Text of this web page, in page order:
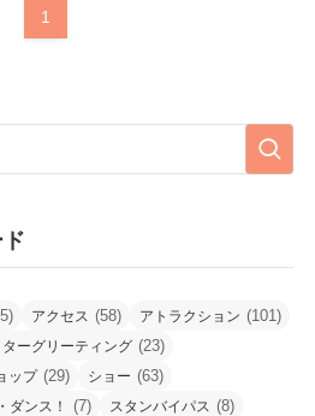
1
アクセス (58) アトラクション (101)
ーグリーティング (23)
ップ(29) ショー (63)
ダンス！ (7) スタンバイパス (8)